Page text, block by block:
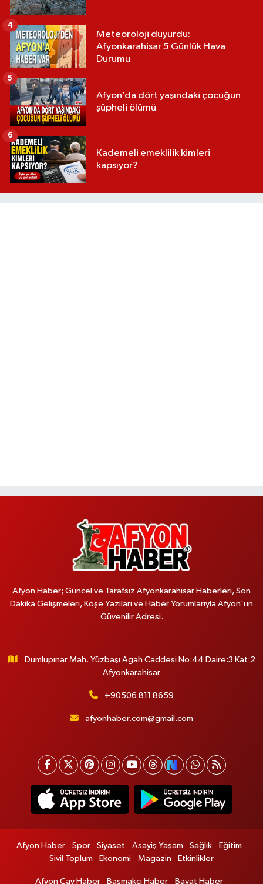
Meteoroloji duyurdu:
Afyonkarahisar 5 Günlük Hava
Durumu
4
Afyon’da dört yaşındaki çocuğun
şüpheli ölümü
5
Kademeli emeklilik kimleri
kapsıyor?
6
Afyon Haber; Güncel ve Tarafsız Afyonkarahisar Haberleri, Son
Dakika Gelişmeleri, Köşe Yazıları ve Haber Yorumlarıyla Afyon'un
Güvenilir Adresi.
Dumlupınar Mah. Yüzbaşı Agah Caddesi No:44 Daire:3 Kat:2
Afyonkarahisar
+90506 811 8659
afyonhaber.com@gmail.com
Afyon Haber Spor Siyaset Asayiş Yaşam Sağlık
Eğitim
Sivil Toplum
Ekonomi Magazin Etkinlikler
Afyon Çay Haber Başmakçı Haber Bayat Haber